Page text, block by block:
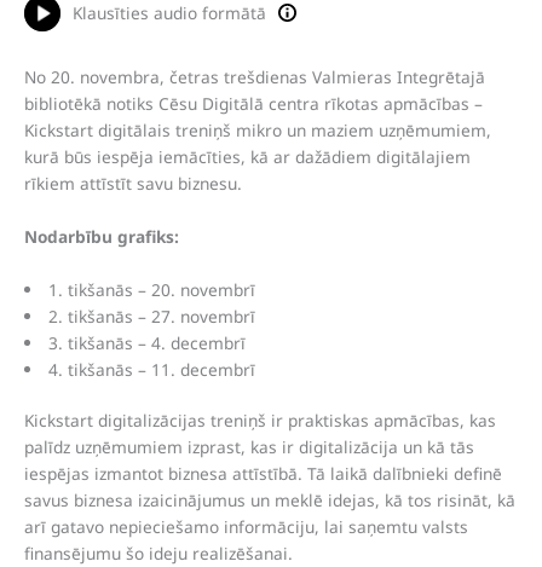
Klausīties audio formātā
No 20. novembra, četras trešdienas Valmieras Integrētajā
bibliotēkā notiks Cēsu Digitālā centra rīkotas apmācības –
Kickstart digitālais treniņš mikro un maziem uzņēmumiem,
kurā būs iespēja iemācīties, kā ar dažādiem digitālajiem
rīkiem attīstīt savu biznesu.
Nodarbību grafiks:
1. tikšanās – 20. novembrī
2. tikšanās – 27. novembrī
3. tikšanās – 4. decembrī
4. tikšanās – 11. decembrī
Kickstart digitalizācijas treniņš ir praktiskas apmācības, kas
palīdz uzņēmumiem izprast, kas ir digitalizācija un kā tās
iespējas izmantot biznesa attīstībā. Tā laikā dalībnieki definē
savus biznesa izaicinājumus un meklē idejas, kā tos risināt, kā
arī gatavo nepieciešamo informāciju, lai saņemtu valsts
finansējumu šo ideju realizēšanai.